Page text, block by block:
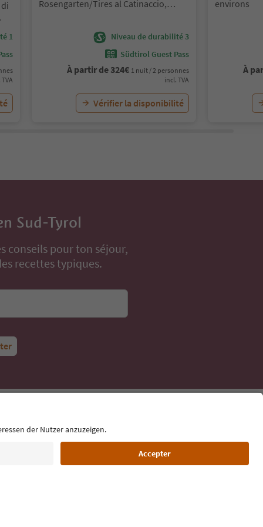
1
Rosengarten/Tires al Catinaccio,
Niveau de durabilité 3
Südtirol Guest Pass
À partir de324€ 1 nuit / 2 personnes
incl. TVA
Vérifier la disponibilité
environs
À
Sud-Tyrol
conseils pour ton séjour,
recettes typiques.